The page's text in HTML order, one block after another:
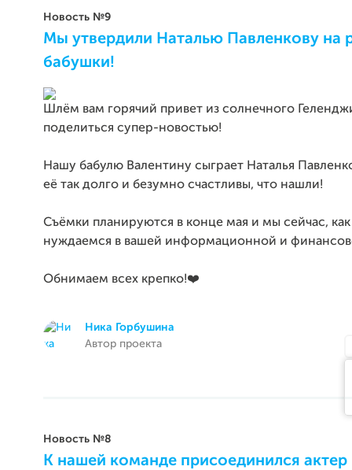
Новость №9
Мы утвердили Наталью Павленкову на
бабушки!
Шлём вам горячий привет из солнечного
поделиться супер-новостью!
Нашу бабулю Валентину сыграет Наталья
её так долго и безумно счастливы, что нашли!
Съёмки планируются в конце мая и мы сейчас, как
нуждаемся в вашей информационной и
Обнимаем всех крепко!❤️
Ника Горбушина
Автор проекта
Новость №8
К нашей команде присоединился актер